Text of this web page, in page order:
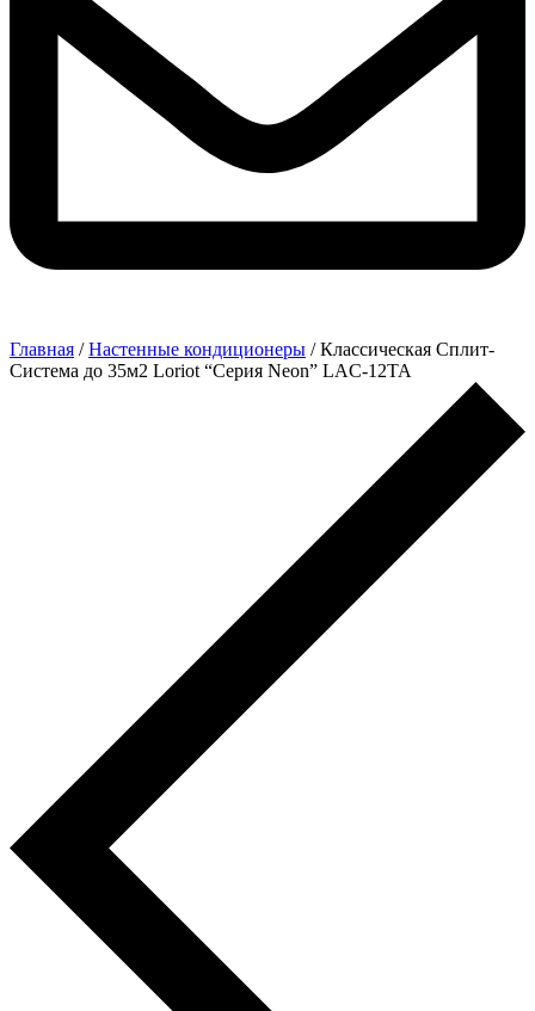
Главная /Настенные кондиционеры / Классическая Сплит-
Система до 35м2 Loriot “Серия Neon” LAC-12TA